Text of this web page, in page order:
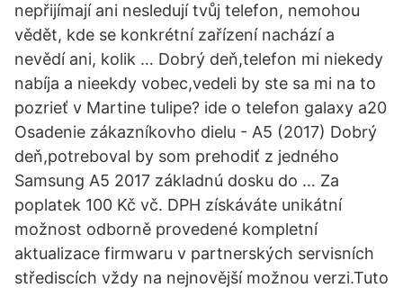
nepřijímají ani nesledují tvůj telefon, nemohou
vědět, kde se konkrétní zařízení nachází a
nevědí ani, kolik … Dobrý deň,telefon mi niekedy
nabíja a nieekdy vobec,vedeli by ste sa mi na to
pozrieť v Martine tulipe? ide o telefon galaxy a20
Osadenie zákazníkovho dielu - A5 (2017) Dobrý
deň,potreboval by som prehodiť z jedného
Samsung A5 2017 základnú dosku do … Za
poplatek 100 Kč vč. DPH získáváte unikátní
možnost odborně provedené kompletní
aktualizace firmwaru v partnerských servisních
střediscích vždy na nejnovější možnou verzi.Tuto